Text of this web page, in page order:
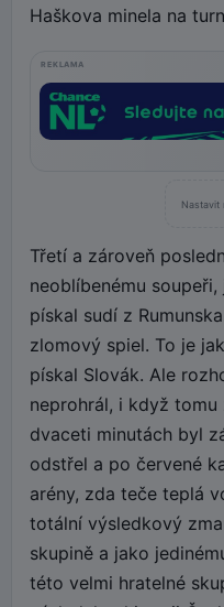
Haškova minela na
REKLAMA
Nastavit
Třetí a zároveň
neoblíbenému
pískal sudí z
zlomový spiel. To je
pískal Slovák. Ale
neprohrál, i když
dvaceti minutách byl
odstřel a po červené
arény, zda teče teplá
totální výsledkový
skupině a jako
této velmi hratelné